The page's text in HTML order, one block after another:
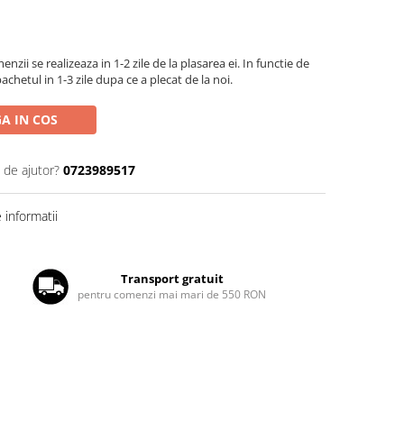
se realizeaza in 1-2 zile de la plasarea ei. In functie de
in 1-3 zile dupa ce a plecat de la noi.
IN COS
de ajutor? 0723989517
informatii
Transport gratuit
pentru comenzi mai mari de 550 RON